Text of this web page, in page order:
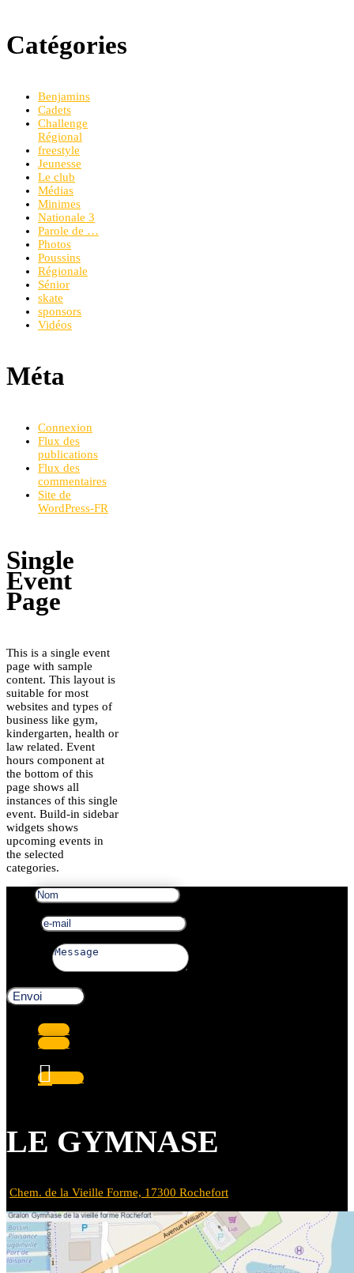
Catégories
Benjamins
Cadets
Challenge
Régional
freestyle
Jeunesse
Le club
Médias
Minimes
Nationale 3
Parole de …
Photos
Poussins
Régionale
Sénior
skate
sponsors
Vidéos
Méta
Connexion
Flux des
publications
Flux des
commentaires
Site de
WordPress-FR
Single
Event
Page
This is a single event
page with sample
content. This layout is
suitable for most
websites and types of
business like gym,
kindergarten, health or
law related. Event
hours component at
the bottom of this
page shows all
instances of this single
event. Build-in sidebar
widgets shows
upcoming events in
the selected
categories.
Envoi
Suivre
Suivre
Suivre
LE GYMNASE
Chem. de la Vieille Forme, 17300 Rochefort